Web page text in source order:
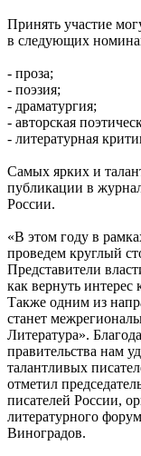
Принять участие
в следующих
- проза;
- поэзия;
- драматургия;
- авторская
- литературная
Самых ярких и
публикации в
России.
«В этом году в
проведем круглый
Представители
как вернуть интерес
Также одним из
станет
Литература».
правительства нам
талантливых
отметил
писателей России,
литературного
Виноградов.